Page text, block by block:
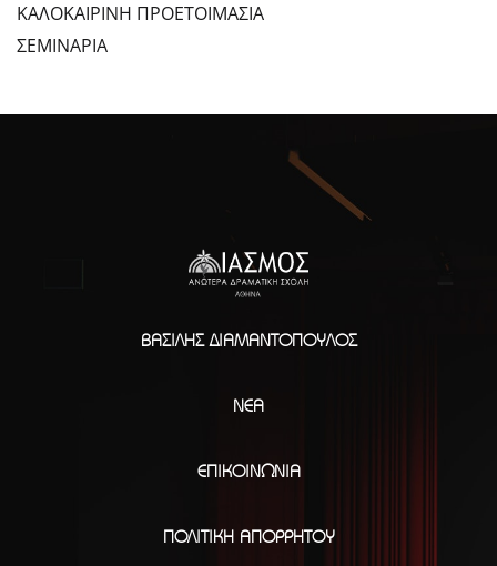
ΚΑΛΟΚΑΙΡΙΝΗ ΠΡΟΕΤΟΙΜΑΣΙΑ
ΣΕΜΙΝΑΡΙΑ
ΒΑΣΊΛΗΣ ΔΙΑΜΑΝΤΌΠΟΥΛΟΣ
ΝΈΑ
ΕΠΙΚΟΙΝΩΝΊΑ
ΠΟΛΙΤΙΚΉ ΑΠΟΡΡΉΤΟΥ